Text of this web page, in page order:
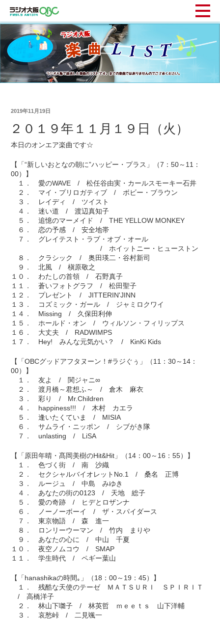
2019年11月19日
２０１９年１１月１９日（火）
本日のオンエア楽曲です☆
【「“新しいおとなの朝に”ハッピー・プラス」（7：50～11：
00）】
１． 愛のWAVE / 松任谷由実・カールスモーキー石井
２． マイ・プリロガティブ / ボビー・ブラウン
３． レイディ / ツイスト
４． 迷い道 / 渡辺真知子
５． 追憶のマーメイド / THE YELLOW MONKEY
６． 恋の予感 / 安全地帯
７． グレイテスト・ラブ・オブ・オール
/ ホイットニー・ヒューストン
８． クラシック / 奥田瑛二・谷村新司
９． 北風 / 槇原敬之
１０． わたしの首領 / 石野真子
１１． 蒼いフォトグラフ / 松田聖子
１２． プレゼント / JITTERIN'JINN
１３． コズミック・ガール / ジャミロクワイ
１４． Missing / 久保田利伸
１５． ホールド・オン / ウィルソン・フィリップス
１６． 大丈夫 / RADWIMPS
１７． Hey! みんな元気かい？ / KinKi Kids
【「OBCグッドアフタヌーン！#ラジぐぅ」（11：30～14：
00）】
１． 友よ / 関ジャニ∞
２． 渡月橋～君想ふ～ / 倉木 麻衣
３． 彩り / Mr.Children
４． happiness!!! / 木村 カエラ
５． 逢いたくていま / MISIA
６． サムライ・ニッポン / シブがき隊
７． unlasting / LiSA
【「原田年晴・髙岡美樹のHit&Hit」（14：00～16：55）】
１． 色づく街 / 南 沙織
２． セクシャルバイオレットNo.1 / 桑名 正博
３． ルージュ / 中島 みゆき
４． あなたの街の0123 / 天地 総子
５． 愛の奇跡 / ヒデとロザンナ
６． ノーノーボーイ / ザ・スパイダース
７． 東京物語 / 森 進一
８． ロンリーウーマン / 竹内 まりや
９． あなたの心に / 中山 千夏
１０． 夜空ノムコウ / SMAP
１１． 学生時代 / ペギー葉山
【「hanashikaの時間｡」（18：00～19：45）】
１． 残酷な天使のテーゼ ＭＡＴＳＵＲＩ ＳＰＩＲＩＴ
/ 高橋洋子
２． 林山下囃子 / 林英哲 ｍｅｅｔｓ 山下洋輔
３． 哀愁峠 / 二見颯一